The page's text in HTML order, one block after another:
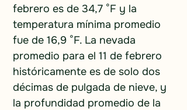
febrero es de 34,7 °F y la
temperatura mínima promedio
fue de 16,9 °F. La nevada
promedio para el 11 de febrero
históricamente es de solo dos
décimas de pulgada de nieve, y
la profundidad promedio de la